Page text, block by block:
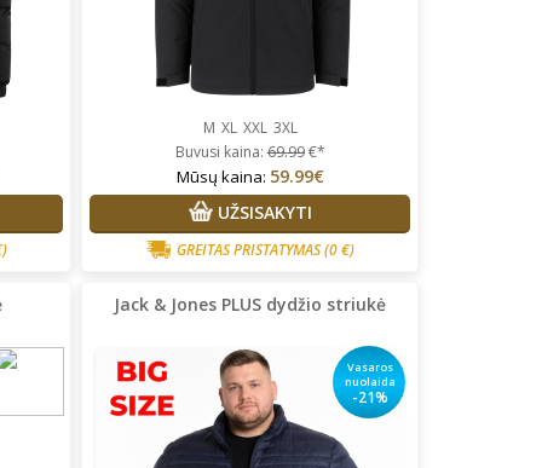
M XL XXL 3XL
Buvusi kaina:69.99€*
Mūsų kaina: 59.99€
UŽSISAKYTI
GREITAS PRISTATYMAS(0 €)
Jack & Jones PLUS dydžio striukė
Vasaros
nuolaida
-21%